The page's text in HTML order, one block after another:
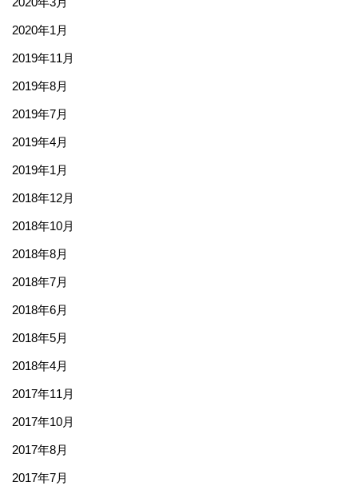
2020年1月
2019年11月
2019年8月
2019年7月
2019年4月
2019年1月
2018年12月
2018年10月
2018年8月
2018年7月
2018年6月
2018年5月
2018年4月
2017年11月
2017年10月
2017年8月
2017年7月